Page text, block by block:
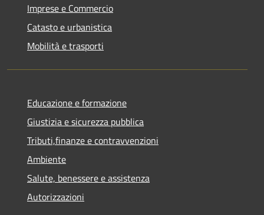
Imprese e Commercio
Catasto e urbanistica
Mobilità e trasporti
Educazione e formazione
Giustizia e sicurezza pubblica
Tributi,finanze e contravvenzioni
Ambiente
Salute, benessere e assistenza
Autorizzazioni